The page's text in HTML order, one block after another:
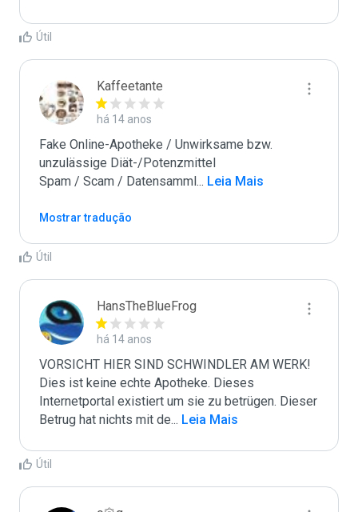
Útil
Kaffeetante
há 14 anos
Fake Online-Apotheke / Unwirksame bzw.
unzulässige Diät-/Potenzmittel
Spam / Scam / Datensamml... Leia Mais
Mostrar tradução
Útil
HansTheBlueFrog
há 14 anos
VORSICHT HIER SIND SCHWINDLER AM WERK!
Dies ist keine echte Apotheke. Dieses
Internetportal existiert um sie zu betrügen. Dieser
Betrug hat nichts mit de... Leia Mais
Útil